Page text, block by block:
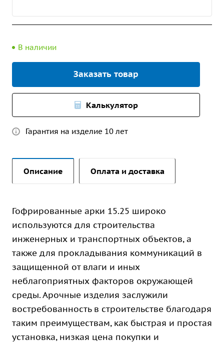
В наличии
Заказать товар
Калькулятор
Гарантия на изделие 10 лет
Описание Оплата и доставка
Гофрированные арки 15.25 широко
используются для строительства
инженерных и транспортных объектов, а
также для прокладывания коммуникаций в
защищенной от влаги и иных
неблагоприятных факторов окружающей
среды. Арочные изделия заслужили
востребованность в строительстве благодаря
таким преимуществам, как быстрая и простая
установка, низкая цена покупки и